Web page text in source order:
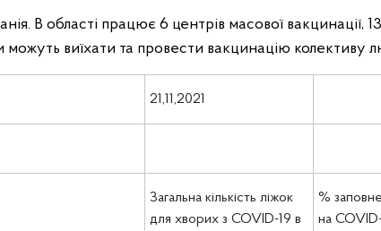
В області працює 6 центрів масової вакцинації,
можуть виїхати та провести вакцинацію колективу
21,11,2021
Загальна кількість ліжок
для хворих з COVID-19 в
%
на